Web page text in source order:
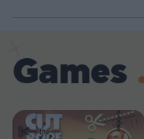
Games